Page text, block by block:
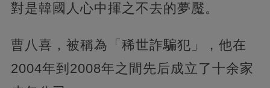
對是韓國人心中揮之不去的夢魘。
曹八喜，被稱為「稀世詐騙犯」，他在
2004年到2008年之間先后成立了十余家